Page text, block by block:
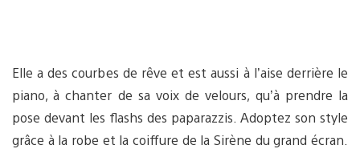
Elle a des courbes de rêve et est aussi à l’aise derrière le
piano, à chanter de sa voix de velours, qu’à prendre la
pose devant les flashs des paparazzis. Adoptez son style
grâce à la robe et la coiffure de la Sirène du grand écran.